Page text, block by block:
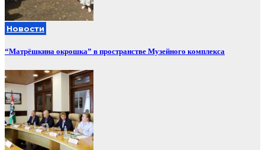
Новости
“Матрёшкина окрошка” в пространстве Музейного комплекса